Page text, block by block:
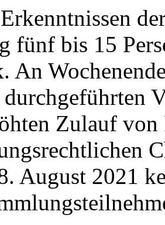
fünf bis 15
An
Zulauf
August 2021